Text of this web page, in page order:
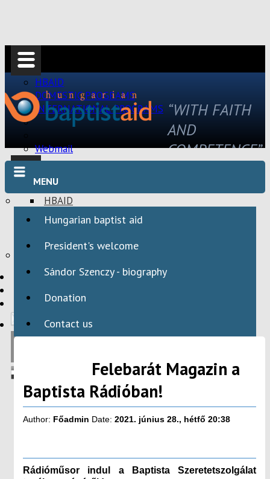
HBAID
DOMESTIC PROGRAMS
INTERNATIONAL PROGRAMS
Webmail
HBAID
DOMESTIC PROGRAMS
HBAID
INTERNATIONAL PROGRAMS
“WITH FAITH
AND
COMPETENCE”
MENU
Hungarian baptist aid
President's welcome
Sándor Szenczy - biography
Donation
Contact us
Felebarát Magazin a
Baptista Rádióban!
Author: Főadmin Date: 2021. június 28., hétfő 20:38
Rádióműsor indul a Baptista Szeretetszolgálat